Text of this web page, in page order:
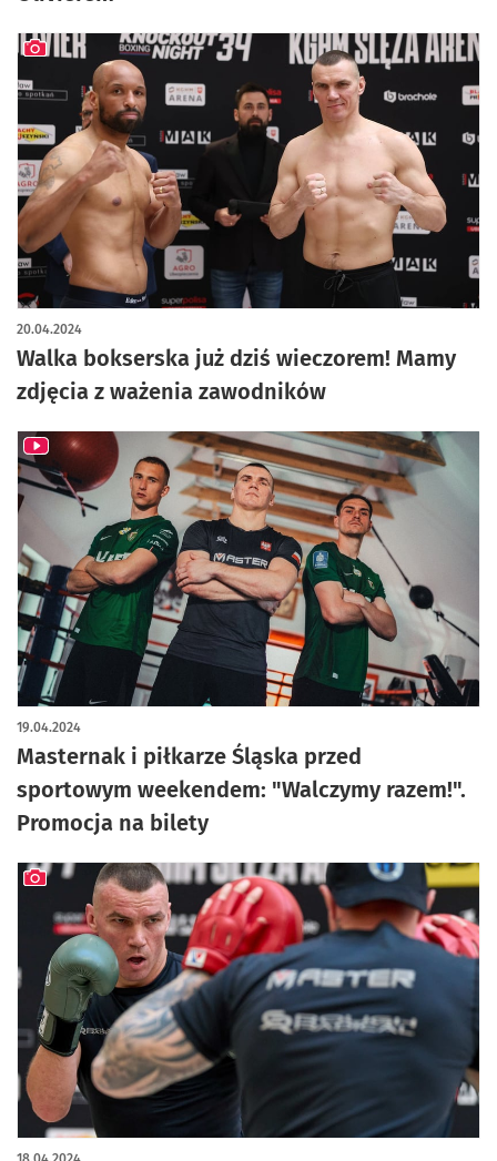
Walka bokserska już dziś wieczorem! Mamy
zdjęcia z ważenia zawodników
20.04.2024
artykuł z galerią zdjęć
Masternak i piłkarze Śląska przed
sportowym weekendem: "Walczymy razem!".
Promocja na bilety
19.04.2024
artykuł z galerią zdjęć